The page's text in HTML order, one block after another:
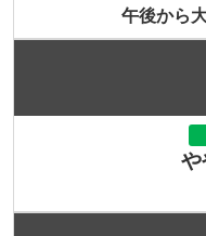
午後から
や